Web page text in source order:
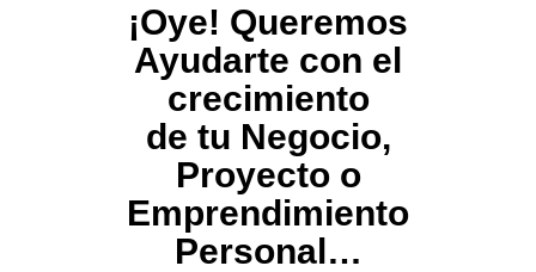
¡Oye! Queremos
Ayudarte con el
crecimiento
de tu Negocio,
Proyecto o
Emprendimiento
Personal…